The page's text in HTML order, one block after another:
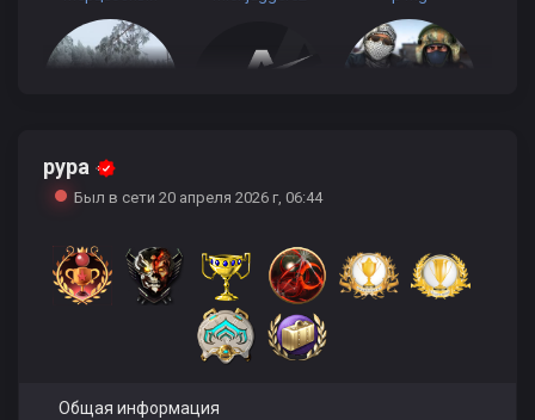
mamai1988
_Альтушка_
pypa
Был в сети 20 апреля 2026 г, 06:44
Общая информация